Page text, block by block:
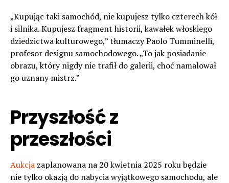
„Kupując taki samochód, nie kupujesz tylko czterech kół
i silnika. Kupujesz fragment historii, kawałek włoskiego
dziedzictwa kulturowego,” tłumaczy Paolo Tumminelli,
profesor designu samochodowego. „To jak posiadanie
obrazu, który nigdy nie trafił do galerii, choć namalował
go uznany mistrz.”
Przyszłość z
przeszłości
Aukcja zaplanowana na 20 kwietnia 2025 roku będzie
nie tylko okazją do nabycia wyjątkowego samochodu, ale